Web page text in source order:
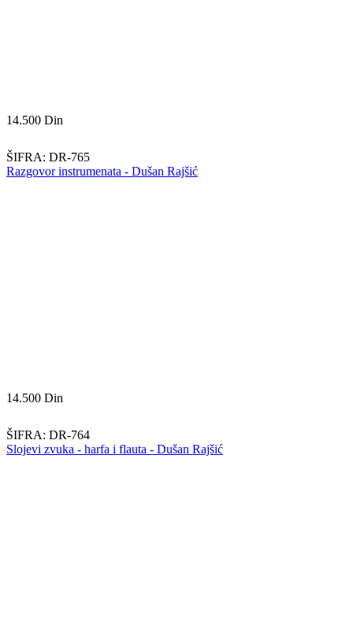
14.500 Din
ŠIFRA: DR-765
Razgovor instrumenata - Dušan Rajšić
14.500 Din
ŠIFRA: DR-764
Slojevi zvuka - harfa i flauta - Dušan Rajšić